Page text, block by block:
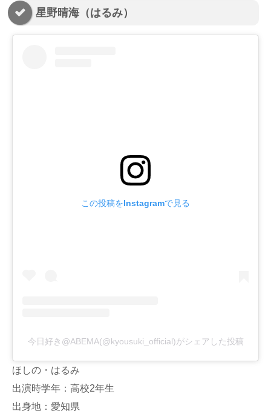
星野晴海（はるみ）
この投稿をInstagramで見る
今日好き@ABEMA(@kyousuki_official)がシェアした投稿
ほしの・はるみ
出演時学年：高校2年生
出身地：愛知県